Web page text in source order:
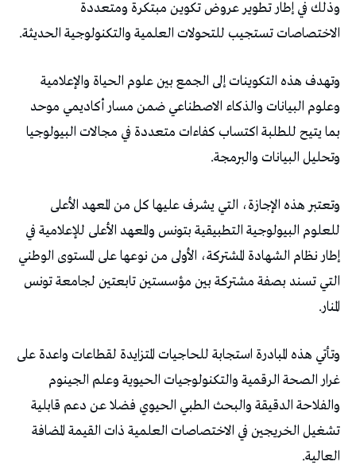
وذلك في إطار تطوير عروض تكوين مبتكرة ومتعددة
الاختصاصات تستجيب للتحولات العلمية والتكنولوجية الحديثة.
وتهدف هذه التكوينات إلى الجمع بين علوم الحياة والإعلامية
وعلوم البيانات والذكاء الاصطناعي ضمن مسار أكاديمي موحد
بما يتيح للطلبة اكتساب كفاءات متعددة في مجالات البيولوجيا
وتحليل البيانات والبرمجة.
وتعتبر هذه الإجازة، التي يشرف عليها كل من المعهد الأعلى
للعلوم البيولوجية التطبيقية بتونس والمعهد الأعلى للإعلامية في
إطار نظام الشهادة المشتركة، الأولى من نوعها على المستوى الوطني
التي تسند بصفة مشتركة بين مؤسستين تابعتين لجامعة تونس
المنار.
وتأتي هذه المبادرة استجابة للحاجيات المتزايدة لقطاعات واعدة على
غرار الصحة الرقمية والتكنولوجيات الحيوية وعلم الجينوم
والفلاحة الدقيقة والبحث الطبي الحيوي فضلا عن دعم قابلية
تشغيل الخريجين في الاختصاصات العلمية ذات القيمة المضافة
العالية.